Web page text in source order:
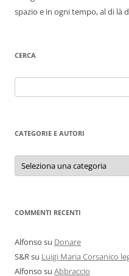
spazio e in ogni tempo, al di là
CERCA
per:
CATEGORIE E AUTORI
Categorie
autori
COMMENTI RECENTI
Alfonso su Donare
S&Rsu Luigi Maria Corsanico
Alfonso su Abbraccio